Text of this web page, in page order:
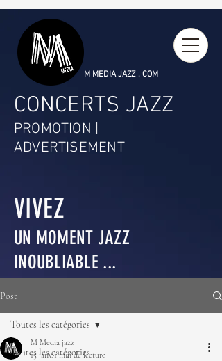
M MEDIA JAZZ . COM
CONCERTS JAZZ
PROMOTION |
ADVERTISEMENT
VIVEZ
UN MOMENT JAZZ
INOUBLIABLE ...
Post
Toutes les catégories
Toutes les catégories
M Media jazz
15 janv.1 min de lecture